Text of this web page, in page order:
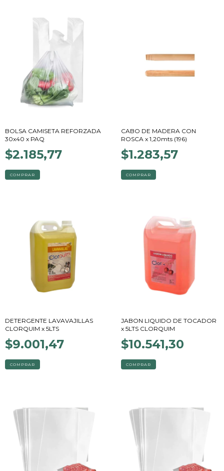
BOLSA CAMISETA REFORZADA
30x40 x PAQ
$2.185,77
CABO DE MADERA CON
ROSCA x 1,20mts (196)
$1.283,57
DETERGENTE LAVAVAJILLAS
CLORQUIM x 5LTS
$9.001,47
JABON LIQUIDO DE TOCADOR
x 5LTS CLORQUIM
$10.541,30